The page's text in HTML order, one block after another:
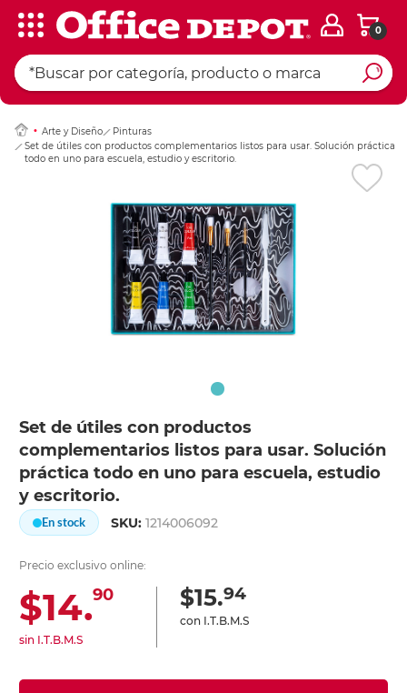
0
Arte y Diseño
Pinturas
Set de útiles con productos complementarios listos para usar. Solución práctica
todo en uno para escuela, estudio y escritorio.
Set de útiles con productos
complementarios listos para usar. Solución
práctica todo en uno para escuela, estudio
y escritorio.
En stock SKU:1214006092
Precio exclusivo online:
$14.90
sin I.T.B.M.S
$15.94
con I.T.B.M.S
Ingresar Codigo